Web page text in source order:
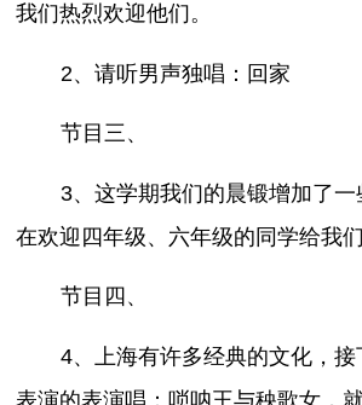
我们热烈欢迎他们。
2、请听男声独唱：回家
节目三、
3、这学期我们的晨锻增加了
在欢迎四年级、六年级的同学给我
节目四、
4、上海有许多经典的文化，接
表演的表演唱：唢呐王与秧歌女，